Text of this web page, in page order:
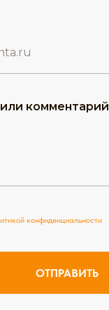
комментарий
конфиденциальности
ОТПРАВИТЬ